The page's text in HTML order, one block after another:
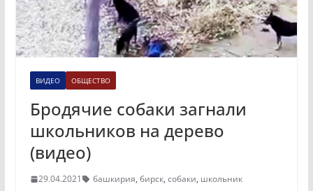
ВИДЕО ОБЩЕСТВО
Бродячие собаки загнали
школьников на дерево
(видео)
29.04.2021 башкирия, бирск, собаки, школьник